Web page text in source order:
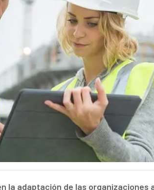
la adaptación de las organizaciones